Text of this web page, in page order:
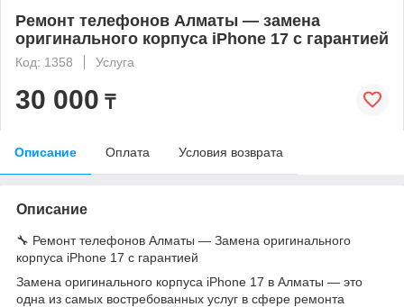
Ремонт телефонов Алматы — замена
оригинального корпуса iPhone 17 с гарантией
Код: 1358 Услуга
30 000 ₸
Описание Оплата Условия возврата
Описание
🔧 Ремонт телефонов Алматы — Замена оригинального
корпуса iPhone 17 с гарантией
Замена оригинального корпуса iPhone 17 в Алматы — это
одна из самых востребованных услуг в сфере ремонта